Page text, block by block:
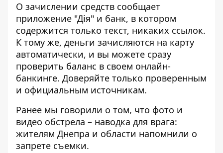
О зачислении средств сообщает
приложение "Дія" и банк, в котором
содержится только текст, никаких ссылок.
К тому же, деньги зачисляются на карту
автоматически, и вы можете сразу
проверить баланс в своем онлайн-
банкинге. Доверяйте только проверенным
и официальным источникам.
Ранее мы говорили о том, что фото и
видео обстрела – наводка для врага:
жителям Днепра и области напомнили о
запрете съемки.